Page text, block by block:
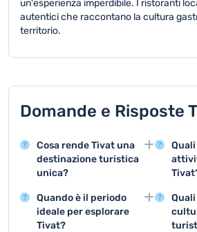
un'esperienza imperdibile. I ristoranti
autentici che raccontano la cultura
territorio.
Domande e Risposte
Cosa rende Tivat una
destinazione turistica
unica?
Tivat offre attrazioni
come Porto
Montenegro, un
Quando è il periodo
ideale per esplorare
Tivat?
Le
Porto